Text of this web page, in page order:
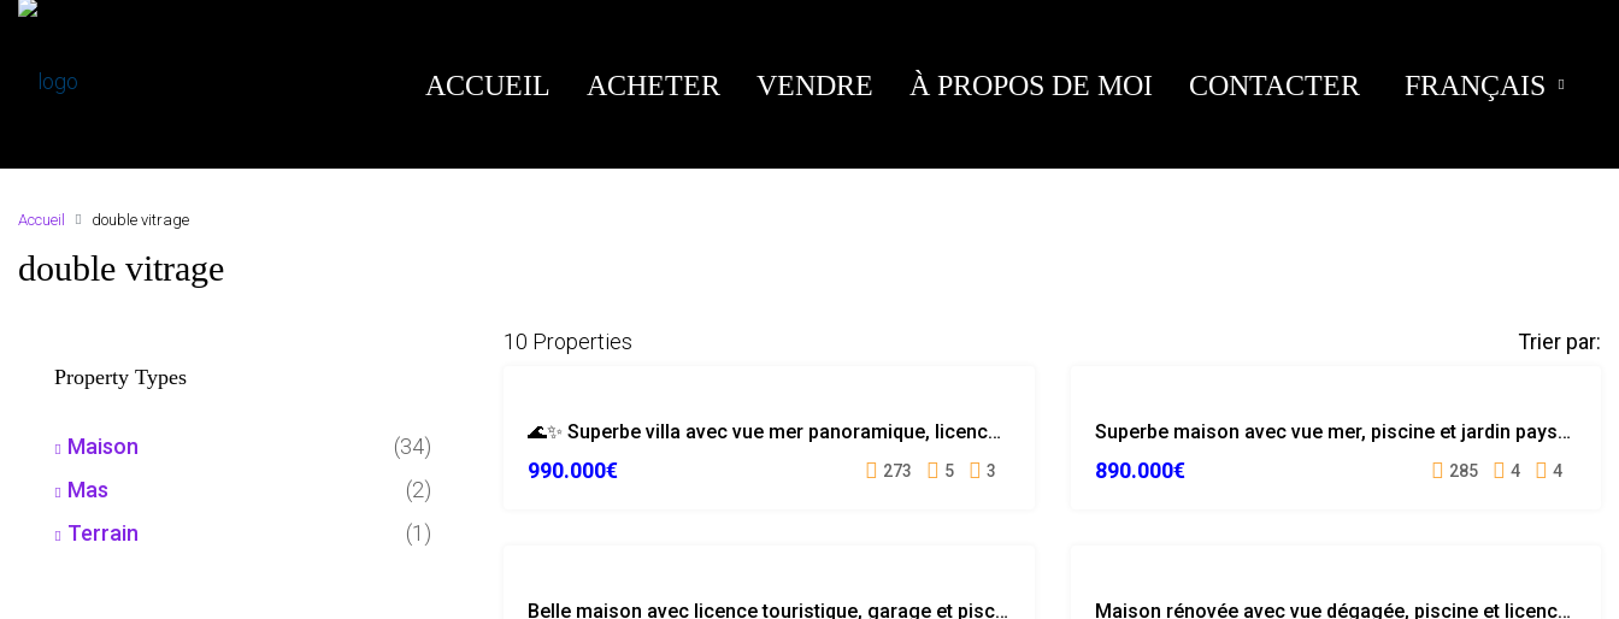
ACCUEIL ACHETER VENDRE À PROPOS DE MOI CONTACTER FRANÇAIS
Accueil double vitrage
double vitrage
10 Properties Trier par:
LICENCE 🌊✨ Superbe villa avec vue mer panoramique, licence touristique à Serra Brava
990.000€ 273 5 3
VUE MER Superbe maison avec vue mer, piscine et jardin paysager à Calonge
890.000€ 285 4 4
TOURISTIQUE Belle maison avec licence touristique, garage et piscine au centre de Lloret de Mar Maison rénovée avec vue dégagée, piscine et licence touristique à Lloret de Mar
Property Types
Maison
(34)
Mas
(2)
Terrain
(1)